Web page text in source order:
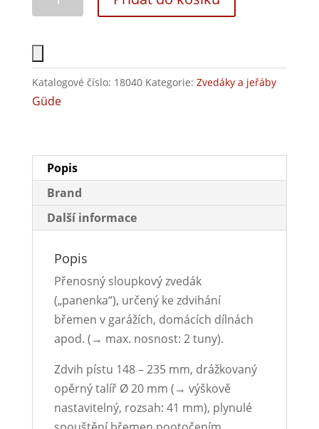
Katalogové číslo: 18040 Kategorie: Zvedáky a jeřáby
Güde
Popis
Brand
Další informace
Popis
Přenosný sloupkový zvedák
(„panenka“), určený ke zdvihání
břemen v garážích, domácích dílnách
apod. (→ max. nosnost: 2 tuny).
Zdvih pístu 148 – 235 mm, drážkovaný
opěrný talíř Ø 20 mm (→ výškově
nastavitelný, rozsah: 41 mm), plynulé